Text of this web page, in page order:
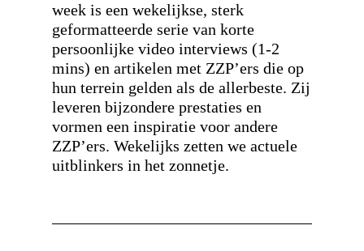
week is een wekelijkse, sterk
geformatteerde serie van korte
persoonlijke video interviews (1-2
mins) en artikelen met ZZP’ers die op
hun terrein gelden als de allerbeste. Zij
leveren bijzondere prestaties en
vormen een inspiratie voor andere
ZZP’ers. Wekelijks zetten we actuele
uitblinkers in het zonnetje.